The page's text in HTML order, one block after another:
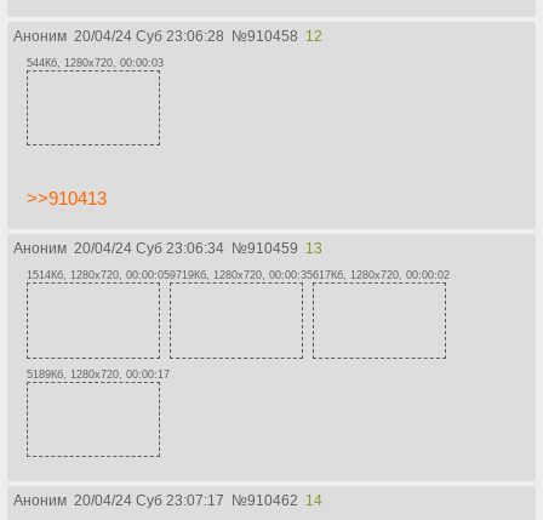
Аноним 20/04/24 Суб 23:06:28 №910458 12
544Кб, 1280x720, 00:00:03
>>910413
Аноним 20/04/24 Суб 23:06:34 №910459 13
1514Кб, 1280x720, 00:00:059719Кб, 1280x720, 00:00:35617Кб, 1280x720, 00:00:02
5189Кб, 1280x720, 00:00:17
Аноним 20/04/24 Суб 23:07:17 №910462 14